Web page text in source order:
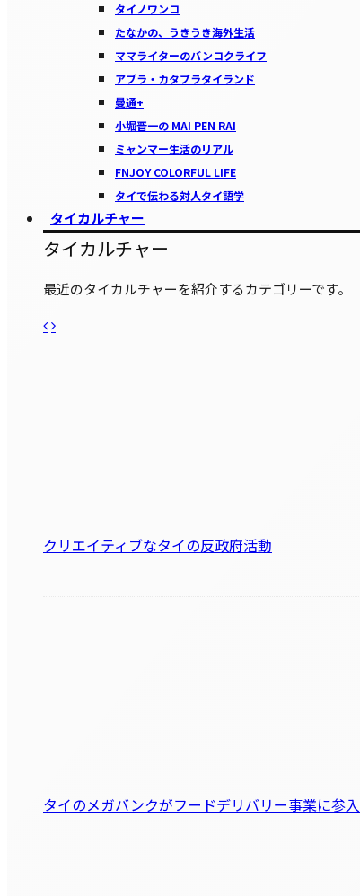
タイノワンコ
たなかの、うきうき海外生活
ママライターのバンコクライフ
アブラ・カタブラタイランド
曼通+
小堀晋一の MAI PEN RAI
ミャンマー生活のリアル
FNJOY COLORFUL LIFE
タイで伝わる対人タイ語学
タイカルチャー
タイカルチャー
最近のタイカルチャーを紹介するカテゴリーです。
クリエイティブなタイの反政府活動
タイのメガバンクがフードデリバリー事業に参入